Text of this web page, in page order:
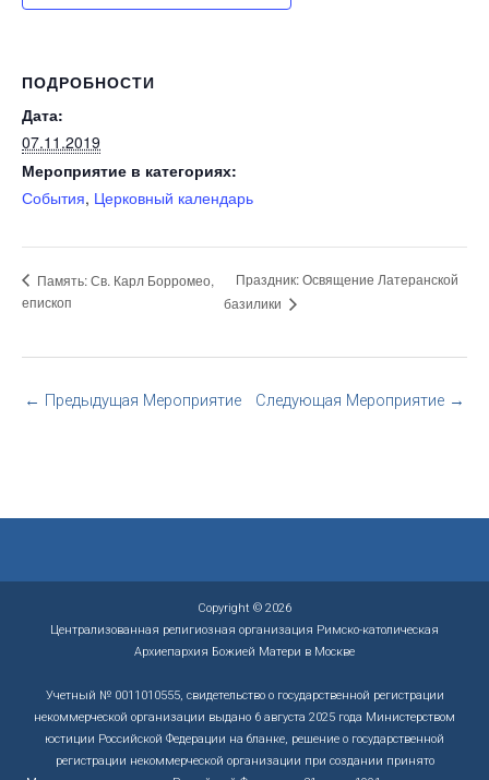
ПОДРОБНОСТИ
Дата:
07.11.2019
Мероприятие в категориях:
События, Церковный календарь
Память: Св. Карл Борромео,
епископ
Праздник: Освящение Латеранской
базилики
← Предыдущая Мероприятие Следующая Мероприятие →
Copyright © 2026
Централизованная религиозная организация Римско-католическая
Архиепархия Божией Матери в Москве
Учетный № 0011010555, свидетельство о государственной регистрации
некоммерческой организации выдано 6 августа 2025 года Министерством
юстиции Российской Федерации на бланке, решение о государственной
регистрации некоммерческой организации при создании принято